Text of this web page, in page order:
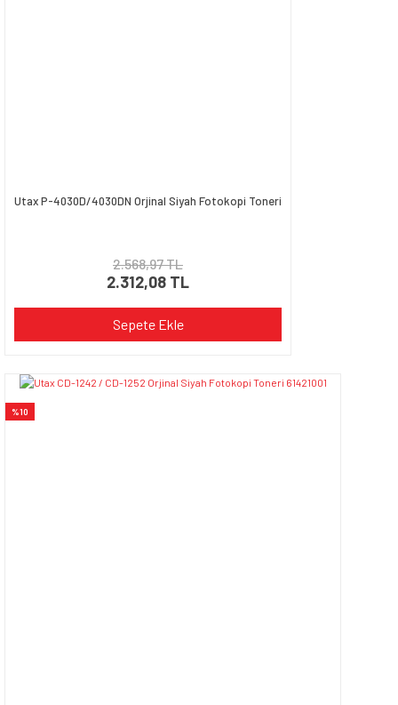
Utax P-4030D/4030DN Orjinal Siyah Fotokopi Toneri
2.568,97 TL
2.312,08 TL
Sepete Ekle
%10